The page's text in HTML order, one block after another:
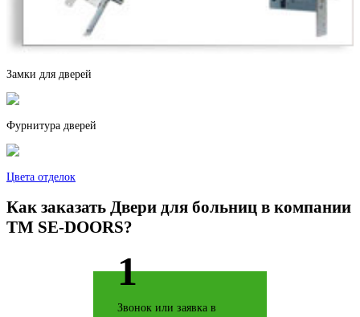
Замки для дверей
Фурнитура дверей
Цвета отделок
Как заказать Двери для больниц в компании
TM SE-DOORS?
1
Звонок или заявка в